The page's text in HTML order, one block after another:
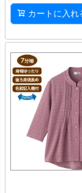
カートに入れ